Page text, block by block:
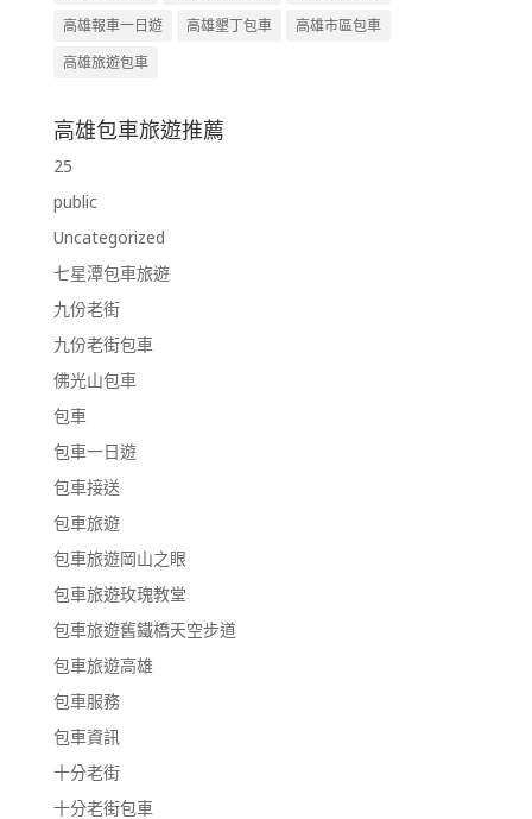
高雄報車一日遊
高雄墾丁包車
高雄市區包車
高雄旅遊包車
高雄包車旅遊推薦
25
public
Uncategorized
七星潭包車旅遊
九份老街
九份老街包車
佛光山包車
包車
包車一日遊
包車接送
包車旅遊
包車旅遊岡山之眼
包車旅遊玫瑰教堂
包車旅遊舊鐵橋天空步道
包車旅遊高雄
包車服務
包車資訊
十分老街
十分老街包車